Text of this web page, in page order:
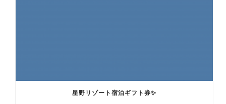
星野リゾート宿泊ギフト券✨